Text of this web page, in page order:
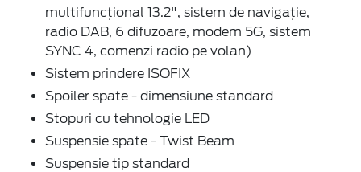
multifuncțional 13.2", sistem de navigație,
radio DAB, 6 difuzoare, modem 5G, sistem
SYNC 4, comenzi radio pe volan)
Sistem prindere ISOFIX
Spoiler spate - dimensiune standard
Stopuri cu tehnologie LED
Suspensie spate - Twist Beam
Suspensie tip standard